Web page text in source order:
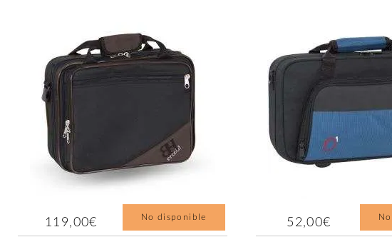
119,00€ No disponible 52,00€